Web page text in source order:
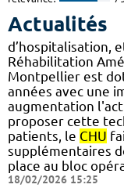
Actualités
d’hospitalisation,
Réhabilitation
Montpellier est
années avec une
augmentation
proposer cette
patients, le CHU
supplémentaires
place au bloc
18/02/2026 15:25